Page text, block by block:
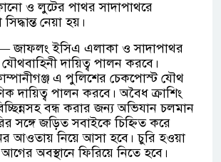
ও লুটের পাথর সাদাপাথরে
নেয়া হয়।
জাফলং ইসিএ এলাকা ও সাদাপাথর
দায়িত্ব পালন করবে।
এ পুলিশের চেকপোস্ট যৌথ
দায়িত্ব পালন করবে। অবৈধ ক্রাশিং
বন্ধ করার জন্য অভিযান চলমান
সঙ্গে জড়িত সবাইকে চিহ্নিত করে
আওতায় নিয়ে আসা হবে। চুরি হওয়া
অবস্থানে ফিরিয়ে নিতে হবে।